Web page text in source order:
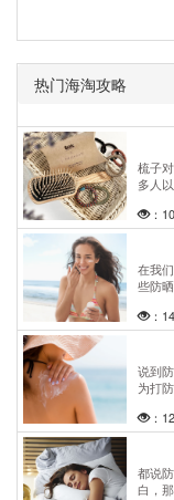
热门海淘攻略
梳子
多人以
：
在我
些防晒..
：
说到
为打防
：
都说
白，那